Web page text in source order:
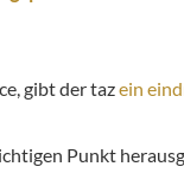
gibt der tazein
Punkt